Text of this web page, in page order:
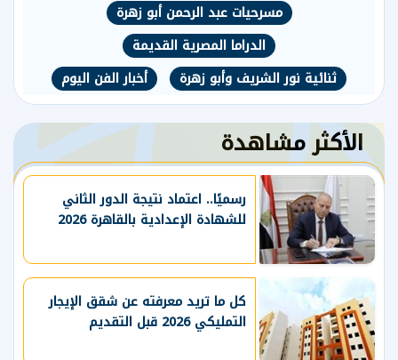
مسرحيات عبد الرحمن أبو زهرة
الدراما المصرية القديمة
ثنائية نور الشريف وأبو زهرة
أخبار الفن اليوم
الأكثر مشاهدة
رسميًا.. اعتماد نتيجة الدور الثاني
للشهادة الإعدادية بالقاهرة 2026
كل ما تريد معرفته عن شقق الإيجار
التمليكي 2026 قبل التقديم